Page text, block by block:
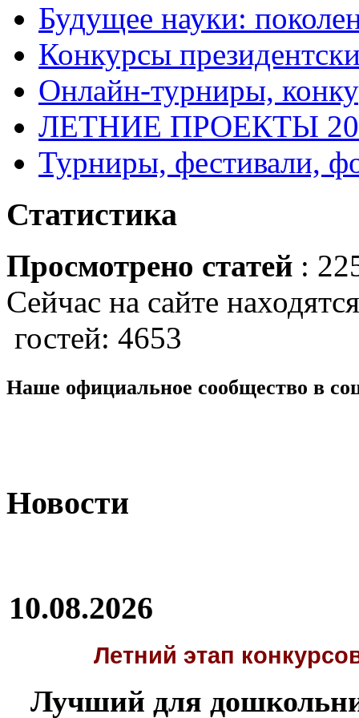
Будущее науки:
Конкурсы
Онлайн-турниры,
ЛЕТНИЕ ПРОЕКТЫ
Турниры, фестивали,
Статистика
Просмотрено статей :
Сейчас на сайте
гостей: 4653
Наше официальное сообщество в
Новости
10.08.2026
Летний этап
Лучший для